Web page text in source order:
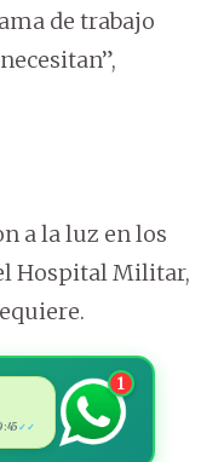
de trabajo
a la luz en los
Hospital Militar,
✓✓
1